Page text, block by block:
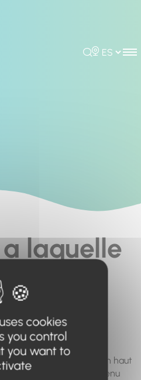
Rechercher
Choisir la
laquelle
à
n'existe
plus.
moteur de recherche en haut
pour trouver le contenu
cookies
you control
you want to